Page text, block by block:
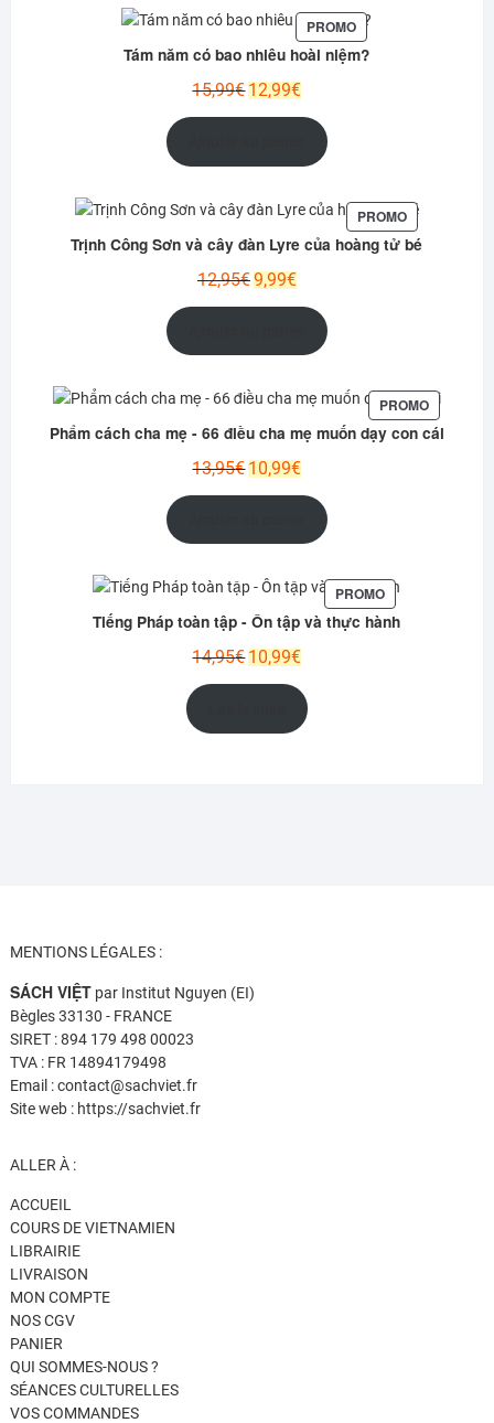
PROMOPRODUIT
EN
PROMOTION
Tám năm có bao nhiêu hoài niệm?
15,99€Le
12,99€Le
actuel
est :
PROMOPRODUIT
EN
PROMOTION
Trịnh Công Sơn và cây đàn Lyre của hoàng tử bé
12,95€Le
9,99€Le
actuel
est :
PROMOPRODUIT
EN
Phẩm cách cha mẹ - 66 điều cha mẹ muốn dạy con cái
13,95€Le
10,99€Le
actuel
est :
PROMOPRODUIT
EN
Tiếng Pháp toàn tập - Ôn tập và thực hành
14,95€Le
10,99€Le
actuel
est :
MENTIONS LÉGALES :
SÁCH VIỆTpar Institut Nguyen (EI)
Bègles 33130 - FRANCE
SIRET : 894 179 498 00023
TVA : FR 14894179498
Email : contact@sachviet.fr
Site web : https://sachviet.fr
ALLER À :
ACCUEIL
COURS DE VIETNAMIEN
LIBRAIRIE
LIVRAISON
MON COMPTE
NOS CGV
PANIER
QUI SOMMES-NOUS ?
SÉANCES CULTURELLES
VOS COMMANDES